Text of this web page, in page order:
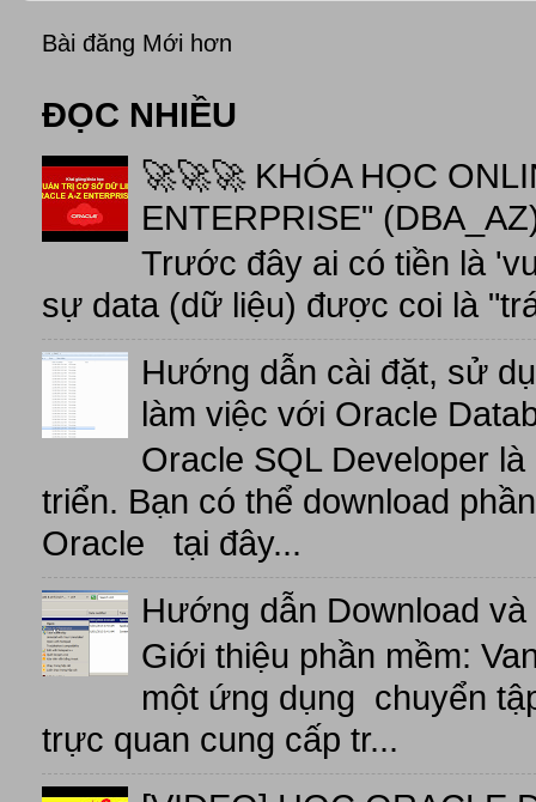
Bài đăng Mới hơn
ĐỌC NHIỀU
🚀🚀🚀 KHÓA HỌC
ENTERPRISE"
Trước đây ai có tiền là
sự data (dữ liệu) được coi là
Hướng dẫn cài đặt, sử
làm việc với Oracle
Oracle SQL Developer
triển. Bạn có thể download
Oracle tại đây...
Hướng dẫn Download
Giới thiệu phần mềm:
một ứng dụng chuyển
trực quan cung cấp tr...